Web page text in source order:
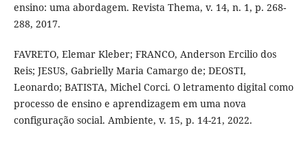
ensino: uma abordagem. Revista Thema, v. 14, n. 1, p. 268-
288, 2017.
FAVRETO, Elemar Kleber; FRANCO, Anderson Ercilio dos
Reis; JESUS, Gabrielly Maria Camargo de; DEOSTI,
Leonardo; BATISTA, Michel Corci. O letramento digital como
processo de ensino e aprendizagem em uma nova
configuração social. Ambiente, v. 15, p. 14-21, 2022.